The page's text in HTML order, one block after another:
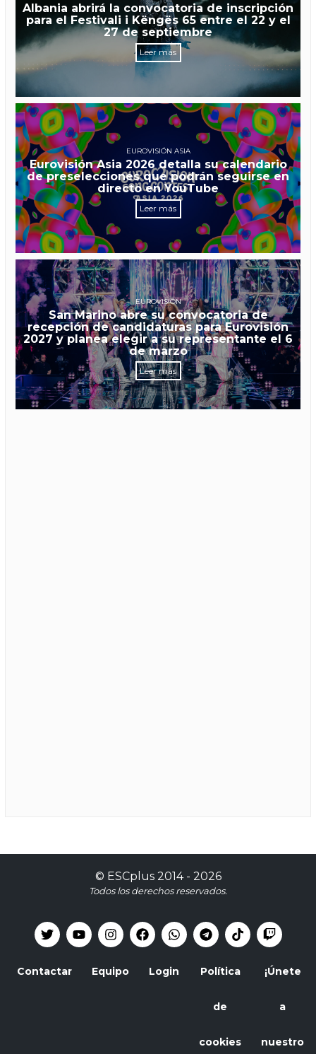
Albania abrirá la convocatoria de inscripción
para el Festivali i Këngës 65 entre el 22 y el
27 de septiembre
Leer más
EUROVISIÓN ASIA
Eurovisión Asia 2026 detalla su calendario
de preselecciones que podrán seguirse en
directo en YouTube
Leer más
EUROVISIÓN
San Marino abre su convocatoria de
recepción de candidaturas para Eurovisión
2027 y planea elegir a su representante el 6
de marzo
Leer más
© ESCplus2014 - 2026
Todos los derechos reservados.
Contactar Equipo Login Política
de
cookies
¡Únete
a
nuestro